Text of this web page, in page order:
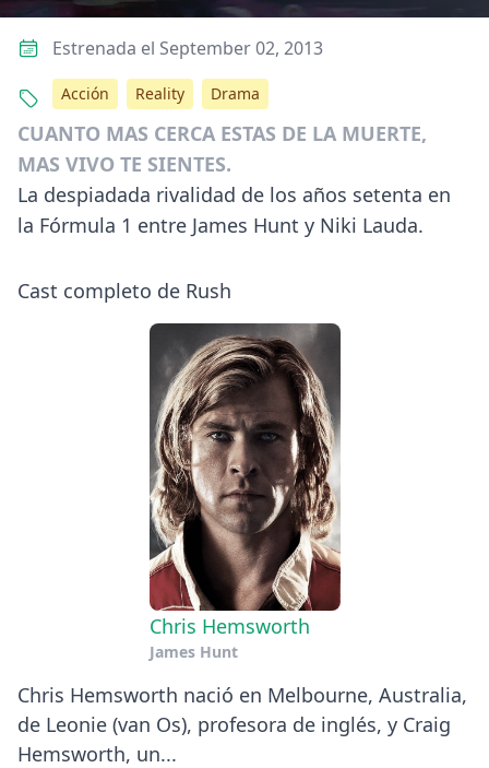
CUANTO MAS CERCA ESTAS DE LA MUERTE,
MAS VIVO TE SIENTES.
La despiadada rivalidad de los años setenta en
la Fórmula 1 entre James Hunt y Niki Lauda.
Cast completo de Rush
Chris Hemsworth
James Hunt
Chris Hemsworth nació en Melbourne, Australia,
de Leonie (van Os), profesora de inglés, y Craig
Hemsworth, un...
Estrenada el September 02, 2013
Acción Reality Drama